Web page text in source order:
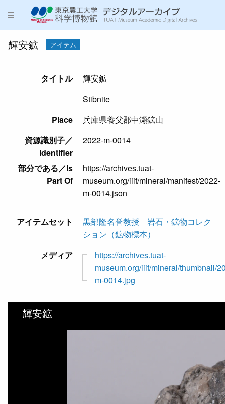
輝安鉱 アイテム
タイトル
輝安鉱
Stibnite
Place
兵庫県養父郡中瀬鉱山
資源識別子／
Identifier
2022-m-0014
部分である／Is
Part Of
https://archives.tuat-
museum.org/iiif/mineral/manifest/2022-
m-0014.json
アイテムセット
黒部隆名誉教授 岩石・鉱物コレク
ション（鉱物標本）
メディア
https://archives.tuat-
museum.org/iiif/mineral/thumbnail/
m-0014.jpg
輝安鉱